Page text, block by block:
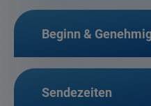
Beginn &
Sendezeiten